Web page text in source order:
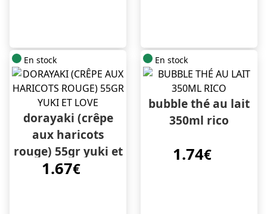
En stock
dorayaki (crêpe
aux haricots
rouge) 55gr yuki et
love
1.67€
En stock
bubble thé au lait
350ml rico
1.74€